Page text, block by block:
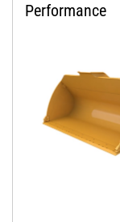
Performance